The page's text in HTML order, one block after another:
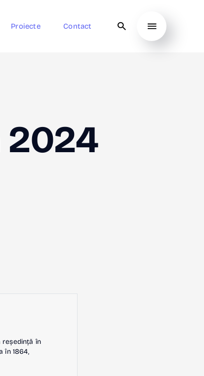
Proiecte Contact
2024
reședință în
în 1864,